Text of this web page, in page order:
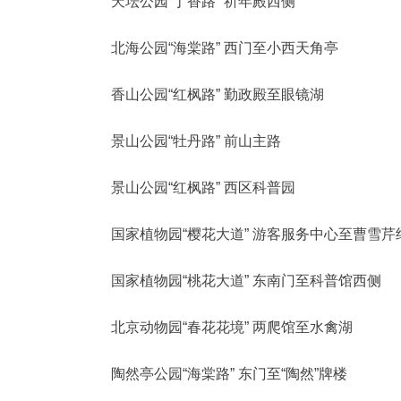
北海公园“海棠路” 西门至小西天角亭
香山公园“红枫路” 勤政殿至眼镜湖
景山公园“牡丹路” 前山主路
景山公园“红枫路” 西区科普园
国家植物园“樱花大道” 游客服务中心至曹雪芹
国家植物园“桃花大道” 东南门至科普馆西侧
北京动物园“春花花境” 两爬馆至水禽湖
陶然亭公园“海棠路” 东门至“陶然”牌楼